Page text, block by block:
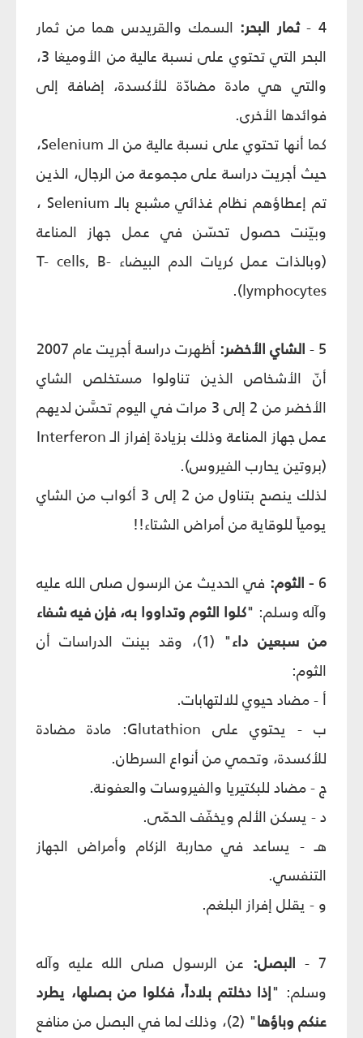
4 - ثمار البحر: السمك والقريدس هما من ثمار
البحر التي تحتوي على نسبة عالية من الأوميغا 3،
والتي هي مادة مضادّة للأكسدة، إضافة إلى
فوائدها الأخرى.
كما أنها تحتوي على نسبة عالية من الـ Selenium،
حيث أجريت دراسة على مجموعة من الرجال، الذين
تم إعطاؤهم نظام غذائي مشبع بالـ Selenium ،
وبيّنت حصول تحسّن في عمل جهاز المناعة
(وبالذات عمل كريات الدم البيضاء T- cells, B-
lymphocytes).
5 - الشاي الأخضر:
أظهرت دراسة أجريت عام 2007
أنّ الأشخاص الذين تناولوا مستخلص الشاي
الأخضر من 2 إلى 3 مرات في اليوم تحسَّن لديهم
عمل جهاز المناعة وذلك بزيادة إفراز الـ Interferon
(بروتين يحارب الفيروس).
لذلك ينصح بتناول من 2 إلى 3 أكواب من الشاي
يومياً للوقاية من أمراض الشتاء!!
6 - الثوم: في الحديث عن الرسول صلى الله عليه
وآله وسلم: "كلوا الثوم وتداووا به، فإن فيه شفاء
من سبعين داء"
(1)، وقد بينت الدراسات أن
الثوم:
أ - مضاد حيوي للالتهابات.
ب - يحتوي على Glutathion: مادة مضادة
للأكسدة، وتحمي من أنواع السرطان.
ج - مضاد للبكتيريا والفيروسات والعفونة.
د - يسكن الألم ويخفّف الحمّى.
هـ - يساعد في محاربة الزكام وأمراض الجهاز
التنفسي.
و - يقلل إفراز البلغم.
7 - البصل: عن الرسول صلى الله عليه وآله
وسلم: "إذا دخلتم بلاداً، فكلوا من بصلها، يطرد
عنكم وباؤها"
(2)، وذلك لما في البصل من منافع